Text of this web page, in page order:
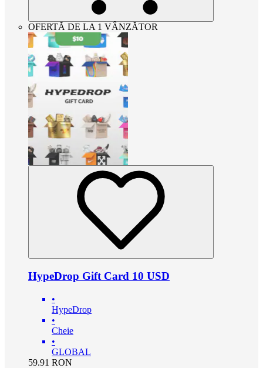
OFERTĂ DE LA 1 VÂNZĂTOR
HypeDrop Gift Card 10 USD
•
HypeDrop
•
Cheie
•
GLOBAL
59.91 RON